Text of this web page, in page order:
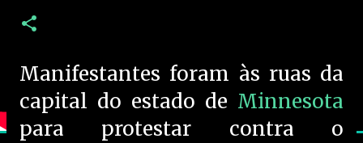
Manifestantes foram às ruas da
capital do estado de Minnesota
para protestar contra o